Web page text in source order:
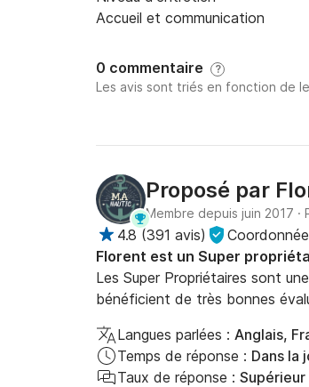
Accueil et communication
0 commentaire ?
Les avis sont triés en fonction de
Proposé par
Membre depuis juin 2017 ·
4.8 (391 avis)
Florent est un Super
Les Super Propriétaires sont
bénéficient de très bonnes
Langues parlées : Anglais,
Temps de réponse : Dans la
Taux de réponse : Supérieur